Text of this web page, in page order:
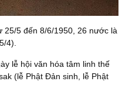
25/5 đến 8/6/1950, 26 nước là
4).
lễ hội văn hóa tâm linh thế
(lễ Phật Đản sinh, lễ Phật